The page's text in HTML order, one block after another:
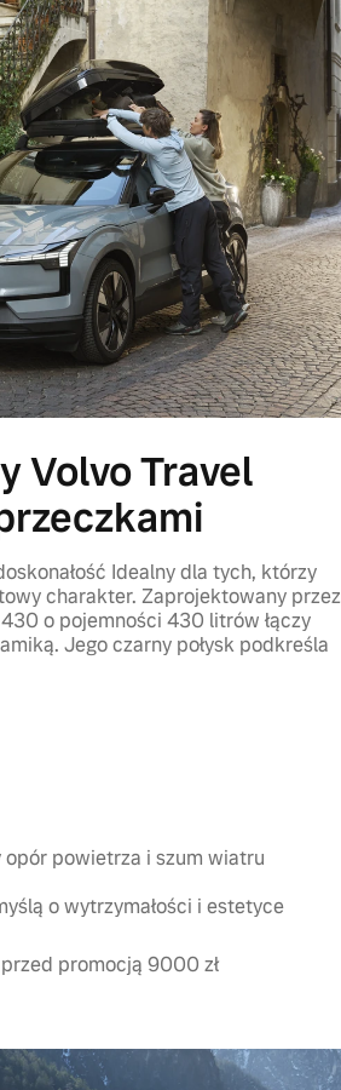
Volvo Travel
Idealny dla tych, którzy
charakter. Zaprojektowany przez
o pojemności 430 litrów łączy
Jego czarny połysk podkreśla
opór powietrza i szum wiatru
o wytrzymałości i estetyce
promocją 9000 zł